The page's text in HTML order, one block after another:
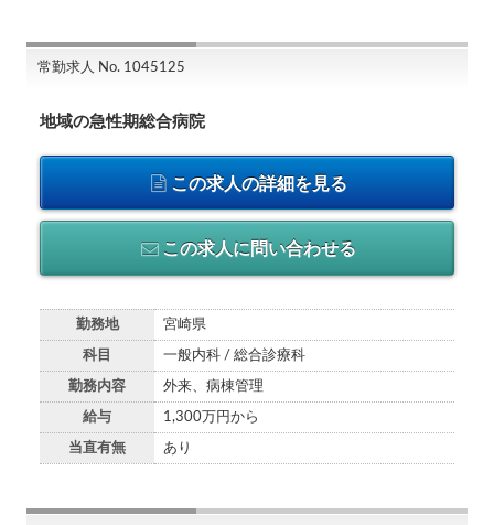
常勤求人 No. 1045125
地域の急性期総合病院
この求人の詳細を見る
この求人に問い合わせる
勤務地 宮崎県
科目 一般内科 / 総合診療科
勤務内容 外来、病棟管理
給与 1,300万円から
当直有無 あり